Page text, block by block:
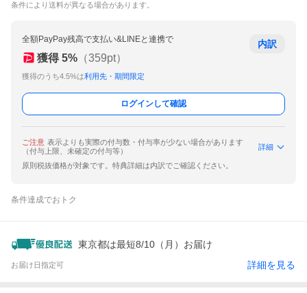
条件により送料が異なる場合があります。
全額PayPay残高で支払い&LINEと連携で
獲得 5% （359pt）
獲得のうち4.5%は利用先・期間限定
内訳
ログインして確認
ご注意 表示よりも実際の付与数・付与率が少ない場合があります
（付与上限、未確定の付与等）
詳細
原則税抜価格が対象です。特典詳細は内訳でご確認ください。
条件達成でおトク
東京都は最短8/10（月）お届け
お届け日指定可 詳細を見る